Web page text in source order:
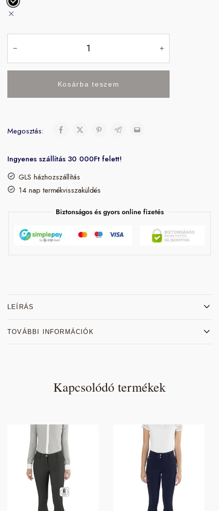
Kosárba teszem
Megosztás:
Ingyenes szállítás 30 000Ft felett!
GLS házhozszállítás
14 nap termékvisszaküldés
Biztonságos és gyors online fizetés
LEÍRÁS
TOVÁBBI INFORMÁCIÓK
Kapcsolódó termékek